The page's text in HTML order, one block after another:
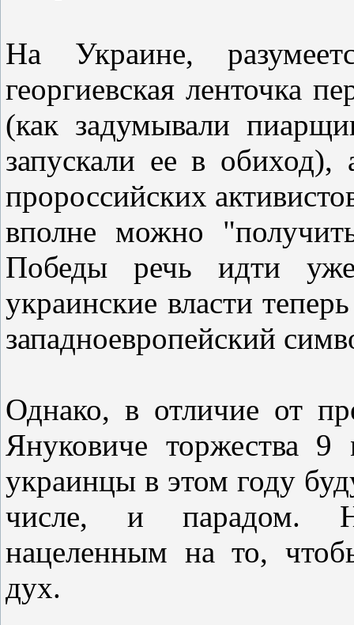
На Украине,
георгиевская ленточка
(как задумывали
запускали ее в обиход),
пророссийских
вполне можно
Победы речь идти
украинские власти
западноевропейский
Однако, в отличие от
Януковиче торжества
украинцы в этом году
числе, и парадом.
нацеленным на то,
дух.